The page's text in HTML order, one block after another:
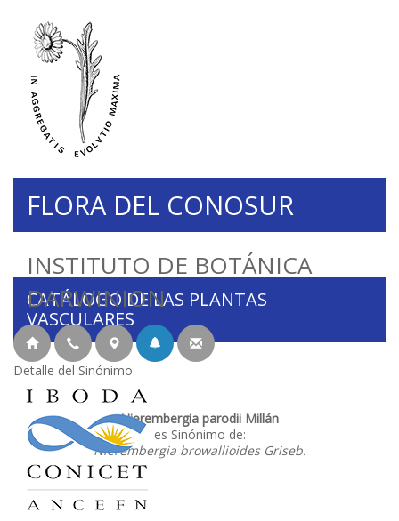
INSTITUTO DE BOTÁNICA
DARWINION
FLORA DEL CONOSUR
CATÁLOGO DE LAS PLANTAS
VASCULARES
Detalle del Sinónimo
Nierembergia parodii Millán
es Sinónimo de:
Nierembergia browallioides Griseb.